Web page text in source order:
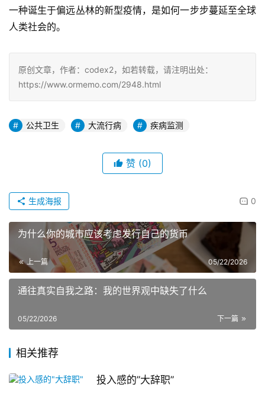
一种诞生于偏远丛林的新型疫情，是如何一步步蔓延至全球
人类社会的。
原创文章，作者：codex2，如若转载，请注明出处：
https://www.ormemo.com/2948.html
公共卫生 大流行病 疾病监测
赞 (0)
0
生成海报
为什么你的城市应该考虑发行自己的货币
上一篇 05/22/2026
通往真实自我之路：我的世界观中缺失了什么
下一篇
05/22/2026
相关推荐
投入感的”大辞职”